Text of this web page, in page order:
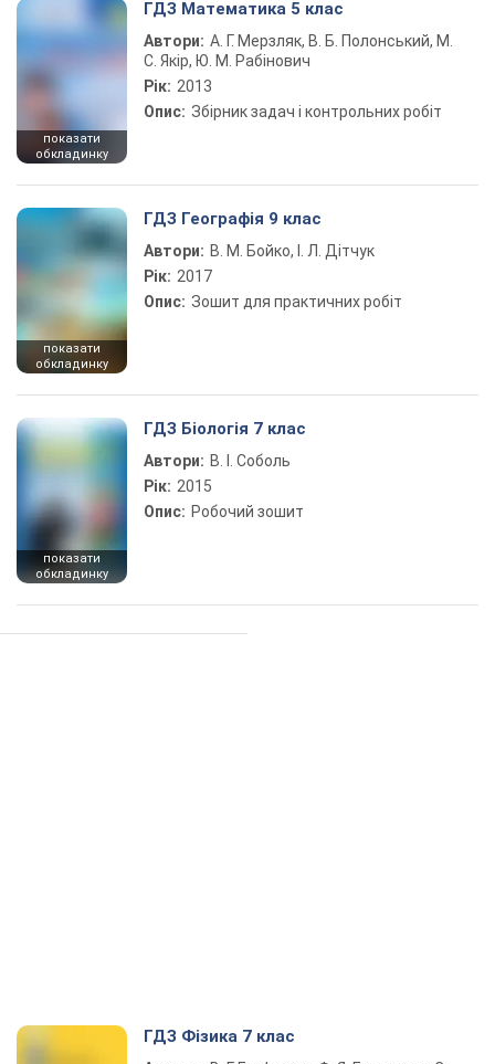
показати
обкладинку
ГДЗ Математика 5 клас
Автори: А. Г. Мерзляк, В. Б. Полонський, М.
С. Якір, Ю. М. Рабінович
Рік: 2013
Опис: Збірник задач і контрольних робіт
показати
обкладинку
ГДЗ Географія 9 клас
Автори: В. М. Бойко, І. Л. Дітчук
Рік: 2017
Опис: Зошит для практичних робіт
показати
обкладинку
ГДЗ Біологія 7 клас
Автори: В. І. Соболь
Рік: 2015
Опис: Робочий зошит
ГДЗ Фізика 7 клас